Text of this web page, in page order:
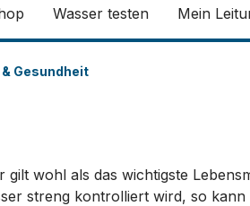
Wasser testen Mein
Gesundheit
gilt wohl als das wichtigste
streng kontrolliert wird, so kann